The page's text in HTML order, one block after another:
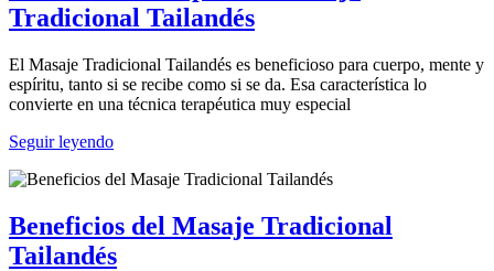
Tradicional Tailandés
El Masaje Tradicional Tailandés es beneficioso para cuerpo, mente y
espíritu, tanto si se recibe como si se da. Esa característica lo
convierte en una técnica terapéutica muy especial
Seguir leyendo
Beneficios del Masaje Tradicional
Tailandés